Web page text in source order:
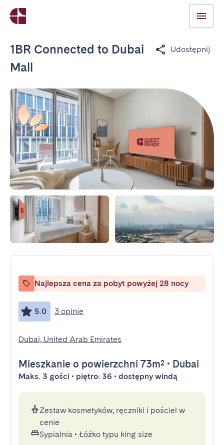
1BR Connected to Dubai
Mall
Udostępnij
Najlepsza cena za pobyt powyżej 28 nocy
5.0 3 opinie
Dubai, United Arab Emirates
Mieszkanie o powierzchni 73m² • Dubai
Maks. 3 gości • piętro: 36 • dostępny windą
Zestaw kosmetyków, ręczniki i pościel w
cenie
Sypialnia • Łóżko typu king size